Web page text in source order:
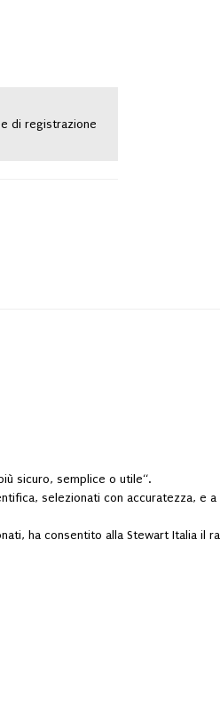
di registrazione
sicuro, semplice o utile“.
selezionati con accuratezza, e
ha consentito alla Stewart Italia il